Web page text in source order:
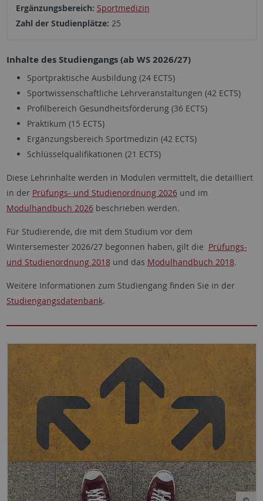
Ergänzungsbereich: Sportmedizin
Zahl der Studienplätze: 25
Inhalte des Studiengangs (ab WS 2026/27)
Sportpraktische Ausbildung (24 ECTS)
Sportwissenschaftliche Lehrveranstaltungen (42 ECTS)
Profilbereich Gesundheitsförderung (36 ECTS)
Praktikum (15 ECTS)
Ergänzungsbereich Sportmedizin (42 ECTS)
Schlüsselqualifikationen (21 ECTS)
Diese Lehrinhalte werden in Modulen vermittelt, die detailliert
in der Prüfungs- und Studienordnung 2026und im
Modulhandbuch 2026beschrieben werden.
Für Studierende, die mit dem Studium vor dem
Wintersemester 2026/27 begonnen haben, gilt die Prüfungs-
und Studienordnung 2018und das Modulhandbuch 2018.
Weitere Informationen zum Studiengang finden Sie in der
Studiengangsdatenbank.